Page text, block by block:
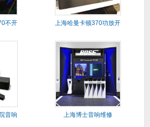
不开 上海哈曼卡顿370功放开
音响 上海博士音响维修